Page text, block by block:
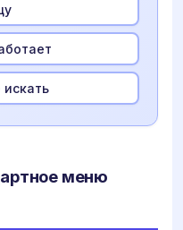
меню